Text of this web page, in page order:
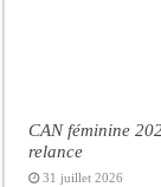
CAN féminine
relance
31 juillet 2026